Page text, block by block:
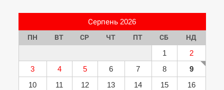
Серпень 2026
ПН ВТ СР ЧТ ПТ СБ НД
1
2
3
4 5 6 7 8
9
10
11 12 13 14 15
16